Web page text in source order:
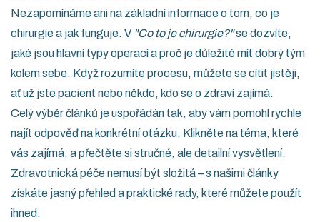
Nezapomínáme ani na základní informace o tom, co je
chirurgie a jak funguje. V "Co to je chirurgie?"se dozvíte,
jaké jsou hlavní typy operací a proč je důležité mít dobrý tým
kolem sebe. Když rozumíte procesu, můžete se cítit jistěji,
ať už jste pacient nebo někdo, kdo se o zdraví zajímá.
Celý výběr článků je uspořádán tak, aby vám pomohl rychle
najít odpověď na konkrétní otázku. Klikněte na téma, které
vás zajímá, a přečtěte si stručné, ale detailní vysvětlení.
Zdravotnická péče nemusí být složitá – s našimi články
získáte jasný přehled a praktické rady, které můžete použít
ihned.